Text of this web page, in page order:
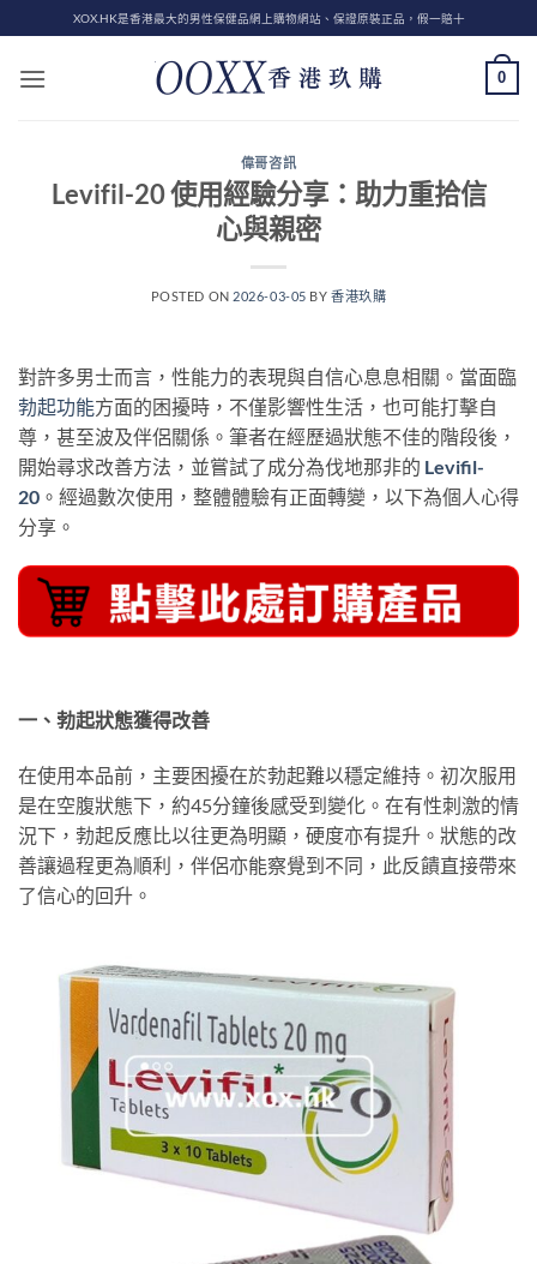
to
content
XOX.HK是香港最大的男性保健品網上購物網站、保證原裝正品，假一賠十
0
偉哥咨訊
Levifil-20 使用經驗分享：助力重拾信
心與親密
POSTED ON 2026-03-05 BY香港玖購
對許多男士而言，性能力的表現與自信心息息相關。當面臨
勃起功能方面的困擾時，不僅影響性生活，也可能打擊自
尊，甚至波及伴侶關係。筆者在經歷過狀態不佳的階段後，
開始尋求改善方法，並嘗試了成分為伐地那非的 Levifil-
20 。經過數次使用，整體體驗有正面轉變，以下為個人心得
分享。
一、勃起狀態獲得改善
在使用本品前，主要困擾在於勃起難以穩定維持。初次服用
是在空腹狀態下，約45分鐘後感受到變化。在有性刺激的情
況下，勃起反應比以往更為明顯，硬度亦有提升。狀態的改
善讓過程更為順利，伴侶亦能察覺到不同，此反饋直接帶來
了信心的回升。